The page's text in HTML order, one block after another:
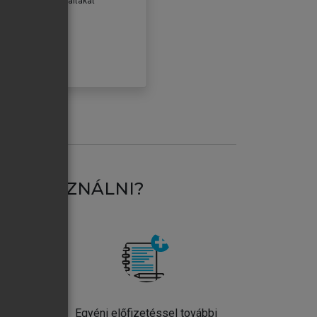
HASZNÁLNI?
Egyéni előfizetéssel további